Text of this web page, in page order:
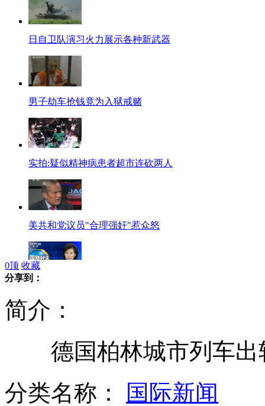
日自卫队演习火力展示各种新武器
男子劫车抢钱竟为入狱戒赌
实拍:疑似精神病患者超市连砍两人
美共和党议员"合理强奸"惹众怒
韩媒自认国旗“升”因奖牌“假”
0顶 收藏
分享到：
简介：
德国柏林城市列车出
分类名称：
国际新闻